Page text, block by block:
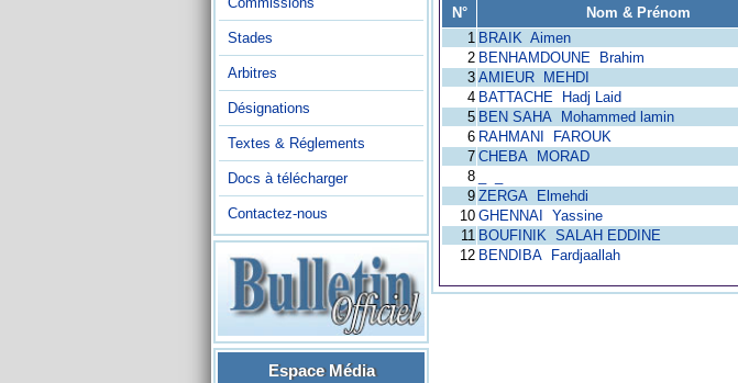
Stades
Arbitres
Désignations
Textes & Réglements
Docs à télécharger
Contactez-nous
Espace Média
N° Nom & Prénom
1 BRAIK Aimen
2 BENHAMDOUNE Brahim
3 AMIEUR MEHDI
4 BATTACHE Hadj Laid
5 BEN SAHA Mohammed lamin
6 RAHMANI FAROUK
7 CHEBA MORAD
8
9 ZERGA Elmehdi
10 GHENNAI Yassine
11 BOUFINIK SALAH EDDINE
12 BENDIBA Fardjaallah